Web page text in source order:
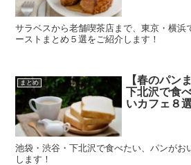
サラベスから老舗喫茶店まで、東京・横浜
ーストまとめ５選をご紹介します！
まとめ
【春のパン
下北沢で食
いカフェ８選
池袋・渋谷・下北沢で食べたい、パンがお
します！